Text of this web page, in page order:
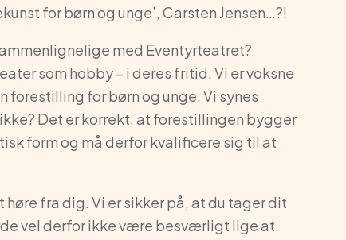
for børn og unge’, Carsten Jensen…?!
med Eventyrteatret?
som hobby – i deres fritid. Vi er voksne
forestilling for børn og unge. Vi synes
Det er korrekt, at forestillingen bygger
form og må derfor kvalificere sig til at
fra dig. Vi er sikker på, at du tager dit
vel derfor ikke være besværligt lige at